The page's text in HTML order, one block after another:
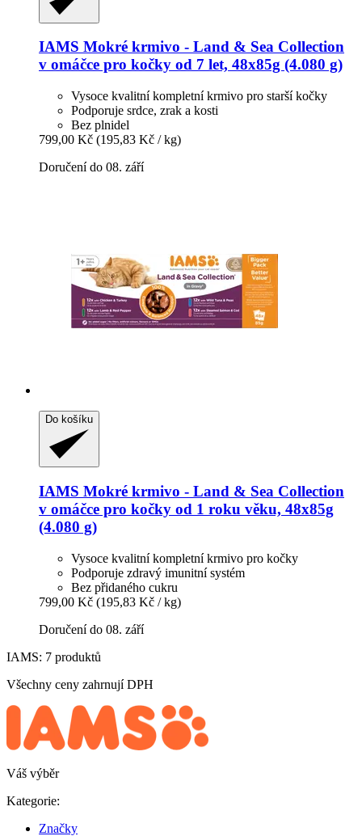
IAMS Mokré krmivo -​ Land & Sea Collection
v omáčce pro kočky od 7 let, 48x85g (4.080 g)
Vysoce kvalitní kompletní krmivo pro starší kočky
Podporuje srdce, zrak a kosti
Bez plnidel
799,00 Kč (195,83 Kč / kg)
Doručení do 08. září
Do košíku
IAMS Mokré krmivo -​ Land & Sea Collection
v omáčce pro kočky od 1 roku věku, 48x85g
(4.080 g)
Vysoce kvalitní kompletní krmivo pro kočky
Podporuje zdravý imunitní systém
Bez přidaného cukru
799,00 Kč (195,83 Kč / kg)
Doručení do 08. září
IAMS: 7 produktů
Všechny ceny zahrnují DPH
Váš výběr
Kategorie:
Značky